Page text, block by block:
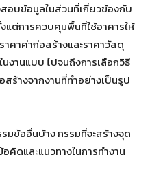
อบข้อมูลในส่วนที่เกี่ยวข้องกับ
แต่การควบคุมพื้นที่ใช้อาคารให้
คาค่าก่อสร้างและราคาวัสดุ
งานแบบ ไปจนถึงการเลือกวิธี
สร้างจากงานที่ทำอย่างเป็นรูป
มข้ออื่นบ้าง กรรมที่จะสร้างจุด
คิดและแนวทางในการทำงาน